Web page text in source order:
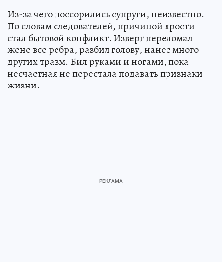
Из-за чего поссорились супруги, неизвестно.
По словам следователей, причиной ярости
стал бытовой конфликт. Изверг переломал
жене все ребра, разбил голову, нанес много
других травм. Бил руками и ногами, пока
несчастная не перестала подавать признаки
жизни.